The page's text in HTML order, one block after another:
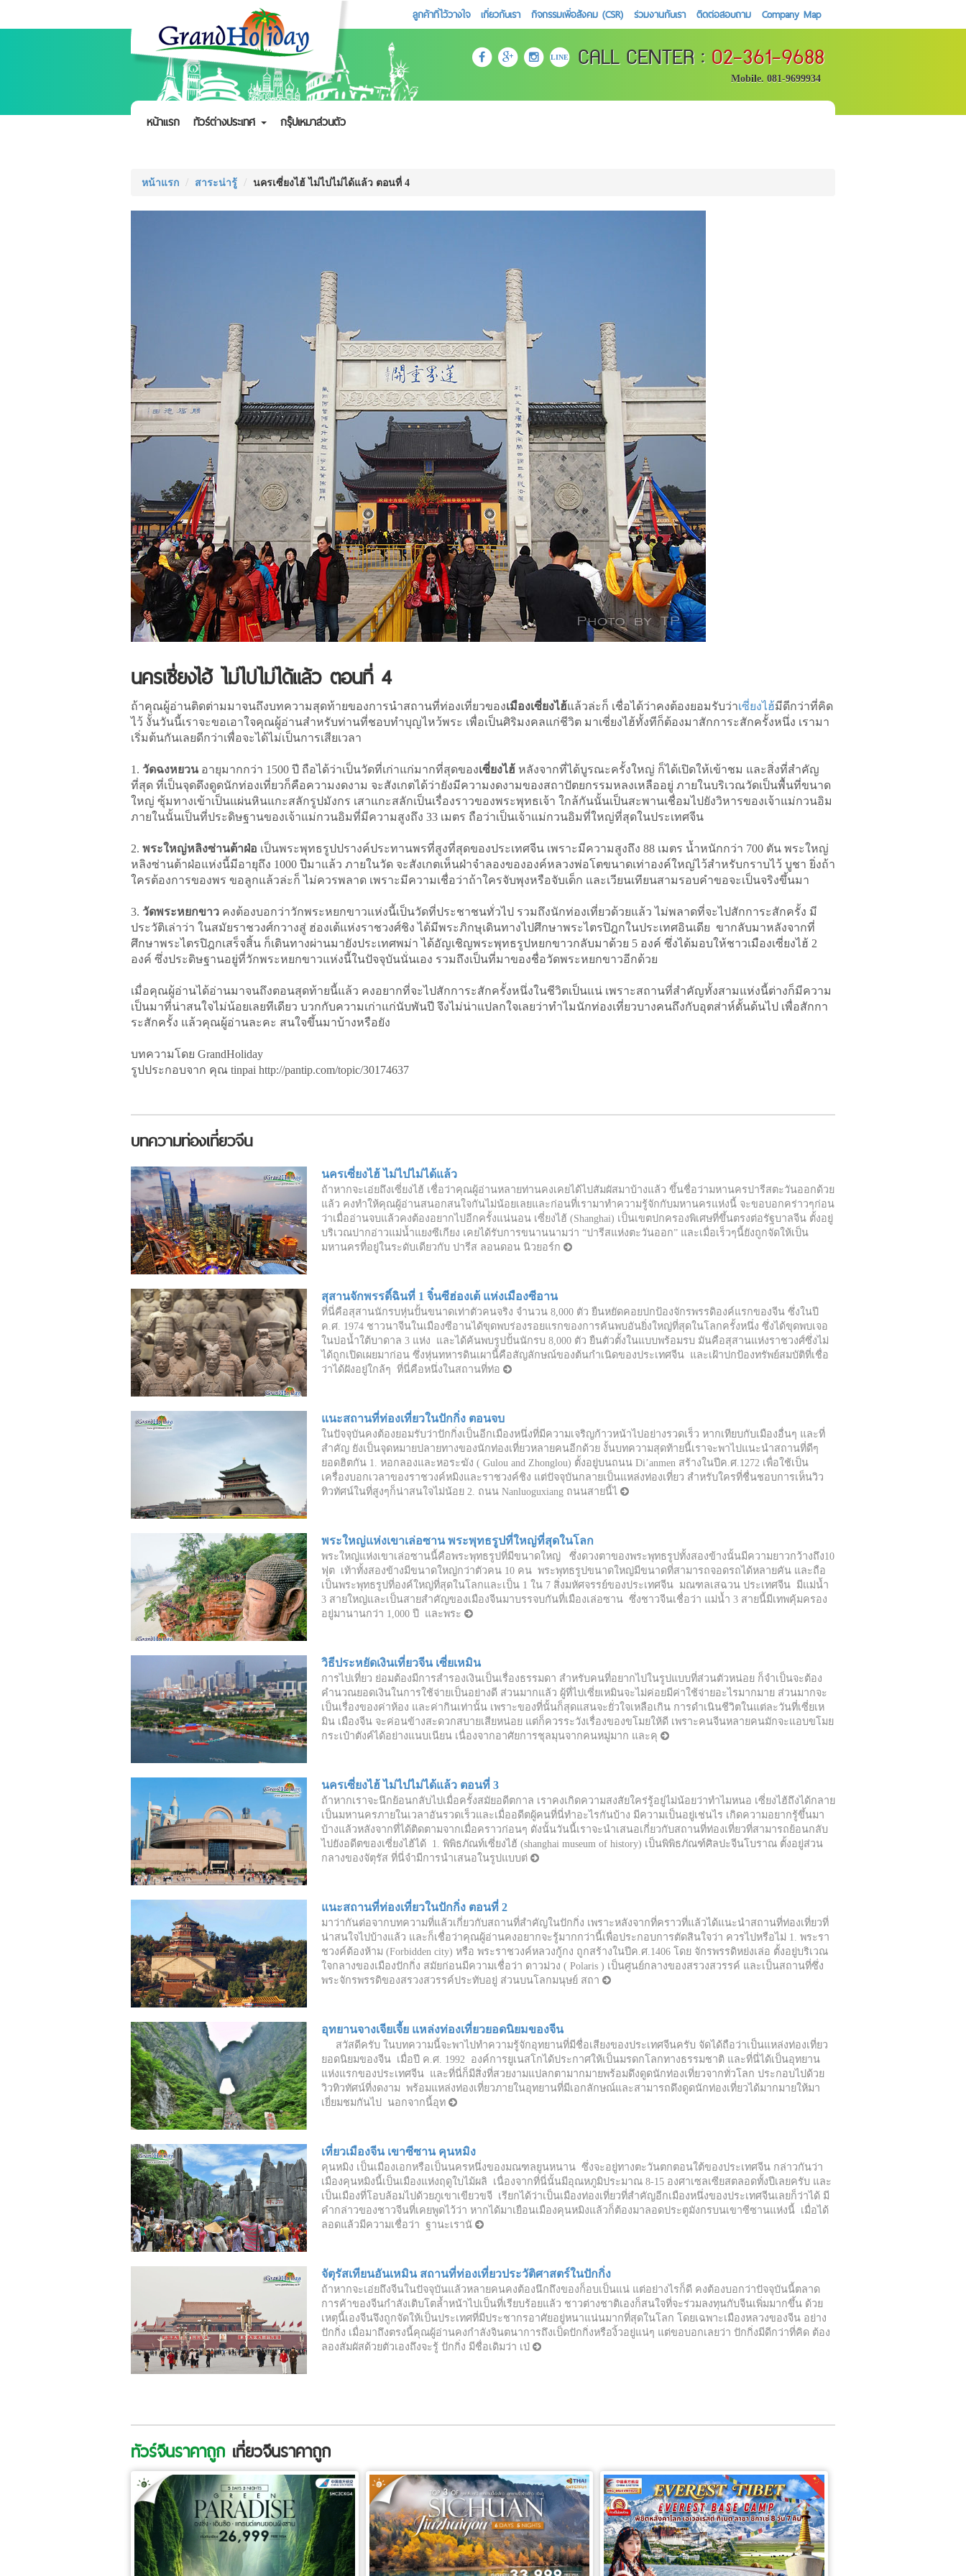
ลูกค้าที่ไว้วางใจ เกี่ยวกับเรา กิจกรรมเพื่อสังคม (CSR) ร่วมงานกับเรา ติดต่อสอบถาม Company Map
LINE CALL CENTER : 02-361-9688
Mobile. 081-9699934
หน้าแรก ทัวร์ต่างประเทศ กรุ๊ปเหมาส่วนตัว
หน้าแรก สาระน่ารู้ นครเซี่ยงไฮ้ ไม่ไปไม่ได้แล้ว ตอนที่ 4
นครเซี่ยงไฮ้ ไม่ไปไม่ได้แล้ว ตอนที่ 4
ถ้าคุณผู้อ่านติดต่ามมาจนถึงบทความสุดท้ายของการนำสถานที่ท่องเที่ยวของเมืองเซี่ยงไฮ้แล้วล่ะก็ เชื่อได้ว่าคงต้องยอมรับว่าเซี่ยงไฮ้มีดีกว่าที่คิด
ไว้ งั้นวันนี้เราจะขอเอาใจคุณผู้อ่านสำหรับท่านที่ชอบทำบุญไหว้พระ เพื่อเป็นศิริมงคลแก่ชีวิต มาเซี่ยงไฮ้ทั้งทีก็ต้องมาสักการะสักครั้งหนึ่ง เรามา
เริ่มต้นกันเลยดีกว่าเพื่อจะได้ไม่เป็นการเสียเวลา
1. วัดฉงหยวนอายุมากกว่า 1500 ปี ถือได้ว่าเป็นวัดที่เก่าแก่มากที่สุดของเซี่ยงไฮ้ หลังจากที่ได้บูรณะครั้งใหญ่ ก็ได้เปิดให้เข้าชม และสิ่งที่สำคัญ
ที่สุด ที่เป็นจุดดึงดูดนักท่องเที่ยวก็คือความงดงาม จะสังเกตได้ว่ายังมีความงดงามของสถาปัตยกรรมหลงเหลืออยู่ ภายในบริเวณวัดเป็นพื้นที่ขนาด
ใหญ่ ซุ้มทางเข้าเป็นแผ่นหินแกะสลักรูปมังกร เสาแกะสลักเป็นเรื่องราวของพระพุทธเจ้า ใกล้กันนั้นเป็นสะพานเชื่อมไปยังวิหารของเจ้าแม่กวนอิม
ภายในนั้นเป็นที่ประดิษฐานของเจ้าแม่กวนอิมที่มีความสูงถึง 33 เมตร ถือว่าเป็นเจ้าแม่กวนอิมที่ใหญ่ที่สุดในประเทศจีน
2. พระใหญ่หลิงซ่านต้าฝ่อ เป็นพระพุทธรูปปรางค์ประทานพรที่สูงที่สุดของประเทศจีน เพราะมีความสูงถึง 88 เมตร น้ำหนักกว่า 700 ตัน พระใหญ่
หลิงซ่านต้าฝ่อแห่งนี้มีอายุถึง 1000 ปีมาแล้ว ภายในวัด จะสังเกตเห็นฝ่าจำลองขององค์หลวงพ่อโตขนาดเท่าองค์ใหญ่ไว้สำหรับกราบไว้ บูชา ยิ่งถ้า
ใครต้องการของพร ขอลูกแล้วล่ะก็ ไม่ควรพลาด เพราะมีความเชื่อว่าถ้าใครจับพุงหรือจับเด็ก และเวียนเทียนสามรอบคำขอจะเป็นจริงขึ้นมา
3. วัดพระหยกขาว คงต้องบอกว่าวักพระหยกขาวแห่งนี้เป็นวัดที่ประชาชนทั่วไป รวมถึงนักท่องเที่ยวด้วยแล้ว ไม่พลาดที่จะไปสักการะสักครั้ง มี
ประวัติเล่าว่า ในสมัยราชวงศ์กวางสู่ ฮ่องเต้แห่งราชวงศ์ชิง ได้มีพระภิกษุเดินทางไปศึกษาพระไตรปิฎกในประเทศอินเดีย ขากลับมาหลังจากที่
ศึกษาพระไตรปิฎกเสร็จสิ้น ก็เดินทางผ่านมายังประเทศพม่า ได้อัญเชิญพระพุทธรูปหยกขาวกลับมาด้วย 5 องค์ ซึ่งได้มอบให้ชาวเมืองเซี่ยงไฮ้ 2
องค์ ซึ่งประดิษฐานอยู่ที่วักพระหยกขาวแห่งนี้ในปัจจุบันนั่นเอง รวมถึงเป็นที่มาของชื่อวัดพระหยกขาวอีกด้วย
เมื่อคุณผู้อ่านได้อ่านมาจนถึงตอนสุดท้ายนี้แล้ว คงอยากที่จะไปสักการะสักครั้งหนึ่งในชีวิตเป็นแน่ เพราะสถานที่สำคัญทั้งสามแห่งนี้ต่างก็มีความ
เป็นมาที่น่าสนใจไม่น้อยเลยทีเดียว บวกกับความเก่าแก่นับพันปี จึงไม่น่าแปลกใจเลยว่าทำไมนักท่องเที่ยวบางคนถึงกับอุตส่าห์ดั้นด้นไป เพื่อสักกา
ระสักครั้ง แล้วคุณผู้อ่านละคะ สนใจขึ้นมาบ้างหรือยัง
บทความโดย GrandHoliday
รูปประกอบจาก คุณ tinpai http://pantip.com/topic/30174637
บทความท่องเที่ยวจีน
นครเซี่ยงไฮ้ ไม่ไปไม่ได้แล้ว
ถ้าหากจะเอ่ยถึงเซี่ยงไฮ้ เชื่อว่าคุณผู้อ่านหลายท่านคงเคยได้ไปสัมผัสมาบ้างแล้ว ขึ้นชื่อว่ามหานครปารีสตะวันออกด้วย
แล้ว คงทำให้คุณผู้อ่านสนอกสนใจกันไม่น้อยเลยและก่อนที่เรามาทำความรู้จักกับมหานครแห่งนี้ จะขอบอกคร่าวๆก่อน
ว่าเมื่ออ่านจบแล้วคงต้องอยากไปอีกครั้งแน่นอน เซี่ยงไฮ้ (Shanghai) เป็นเขตปกครองพิเศษที่ขึ้นตรงต่อรัฐบาลจีน ตั้งอยู่
บริเวณปากอ่าวแม่น้ำแยงซีเกียง เคยได้รับการขนานนามว่า “ปารีสแห่งตะวันออก” และเมื่อเร็วๆนี้ยังถูกจัดให้เป็น
มหานครที่อยู่ในระดับเดียวกับ ปารีส ลอนดอน นิวยอร์ก
สุสานจักพรรดิ์ฉินที่ 1 จิ๋นซีฮ่องเต้ แห่งเมืองซีอาน
ที่นี่คือสุสานนักรบหุ่นปั้นขนาดเท่าตัวคนจริง จำนวน 8,000 ตัว ยืนหยัดคอยปกป้องจักรพรรดิองค์แรกของจีน ซึ่งในปี
ค.ศ. 1974 ชาวนาจีนในเมืองซีอานได้ขุดพบร่องรอยแรกของการค้นพบอันยิ่งใหญ่ที่สุดในโลกครั้งหนึ่ง ซึ่งได้ขุดพบเจอ
ในบ่อน้ำใต้บาดาล 3 แห่ง และได้ค้นพบรูปปั้นนักรบ 8,000 ตัว ยืนตัวตั้งในแบบพร้อมรบ มันคือสุสานแห่งราชวงศ์ซึ่งไม่
ได้ถูกเปิดเผยมาก่อน ซึ่งหุ่นทหารดินเผานี้คือสัญลักษณ์ของต้นกำเนิดของประเทศจีน และเฝ้าปกป้องทรัพย์สมบัติที่เชื่อ
ว่าได้ฝังอยู่ใกล้ๆ ที่นี่คือหนึ่งในสถานที่ท่อ
แนะสถานที่ท่องเที่ยวในปักกิ่ง ตอนจบ
ในปัจจุบันคงต้องยอมรับว่าปักกิ่งเป็นอีกเมืองหนึ่งที่มีความเจริญก้าวหน้าไปอย่างรวดเร็ว หากเทียบกับเมืองอื่นๆ และที่
สำคัญ ยังเป็นจุดหมายปลายทางของนักท่องเที่ยวหลายคนอีกด้วย งั้นบทความสุดท้ายนี้เราจะพาไปแนะนำสถานที่ดีๆ
ยอดฮิตกัน 1. หอกลองและหอระฆัง ( Gulou and Zhonglou) ตั้งอยู่บนถนน Di’anmen สร้างในปีค.ศ.1272 เพื่อใช้เป็น
เครื่องบอกเวลาของราชวงค์หมิงและราชวงค์ชิง แต่ปัจจุบันกลายเป็นแหล่งท่องเที่ยว สำหรับใครที่ชื่นชอบการเห็นวิว
ทิวทัศน์ในที่สูงๆก็น่าสนใจไม่น้อย 2. ถนน Nanluoguxiang ถนนสายนี้ไ
พระใหญ่แห่งเขาเล่อซาน พระพุทธรูปที่ใหญ่ที่สุดในโลก
พระใหญ่แห่งเขาเล่อซานนี้คือพระพุทธรูปที่มีขนาดใหญ่ ซึ่งดวงตาของพระพุทธรูปทั้งสองข้างนั้นมีความยาวกว้างถึง10
ฟุต เท้าทั้งสองข้างมีขนาดใหญ่กว่าตัวคน 10 คน พระพุทธรูปขนาดใหญ่มีขนาดที่สามารถจอดรถได้หลายคัน และถือ
เป็นพระพุทธรูปที่องค์ใหญ่ที่สุดในโลกและเป็น 1 ใน 7 สิ่งมหัศจรรย์ของประเทศจีน มณฑลเสฉวน ประเทศจีน มีแม่น้ำ
3 สายใหญ่และเป็นสายสำคัญของเมืองจีนมาบรรจบกันที่เมืองเล่อซาน ซึ่งชาวจีนเชื่อว่า แม่น้ำ 3 สายนี้มีเทพคุ้มครอง
อยู่มานานกว่า 1,000 ปี และพระ
วิธีประหยัดเงินเที่ยวจีน เซี่ยเหมิน
การไปเที่ยว ย่อมต้องมีการสำรองเงินเป็นเรื่องธรรมดา สำหรับคนที่อยากไปในรูปแบบที่ส่วนตัวหน่อย ก็จำเป็นจะต้อง
คำนวณยอดเงินในการใช้จ่ายเป็นอย่างดี ส่วนมากแล้ว ผู้ที่ไปเซี่ยเหมินจะไม่ค่อยมีค่าใช้จ่ายอะไรมากมาย ส่วนมากจะ
เป็นเรื่องของค่าห้อง และค่ากินเท่านั้น เพราะของที่นั้นก็สุดแสนจะยั่วใจเหลือเกิน การดำเนินชีวิตในแต่ละวันที่เซี่ยเห
มิน เมืองจีน จะค่อนข้างสะดวกสบายเสียหน่อย แต่ก็ควรระวังเรื่องของขโมยให้ดี เพราะคนจีนหลายคนมักจะแอบขโมย
กระเป๋าตังค์ได้อย่างแนบเนียน เนื่องจากอาศัยการชุลมุนจากคนหมู่มาก และคุ
นครเซี่ยงไฮ้ ไม่ไปไม่ได้แล้ว ตอนที่ 3
ถ้าหากเราจะนึกย้อนกลับไปเมื่อครั้งสมัยอดีตกาล เราคงเกิดความสงสัยใคร่รู้อยู่ไม่น้อยว่าทำไมหนอ เซี่ยงไฮ้ถึงได้กลาย
เป็นมหานครภายในเวลาอันรวดเร็วและเมื่ออดีตผู้คนที่นี่ทำอะไรกันบ้าง มีความเป็นอยู่เช่นไร เกิดความอยากรู้ขึ้นมา
บ้างแล้วหลังจากที่ได้ติดตามจากเมื่อคราวก่อนๆ ดังนั้นวันนี้เราจะนำเสนอเกี่ยวกับสถานที่ท่องเที่ยวที่สามารถย้อนกลับ
ไปยังอดีตของเซี่ยงไฮ้ได้ 1. พิพิธภัณท์เซี่ยงไฮ้ (shanghai museum of history) เป็นพิพิธภัณฑ์ศิลปะจีนโบราณ ตั้งอยู่ส่วน
กลางของจัตุรัส ที่นี่จำมีการนำเสนอในรูปแบบต่
แนะสถานที่ท่องเที่ยวในปักกิ่ง ตอนที่ 2
มาว่ากันต่อจากบทความที่แล้วเกี่ยวกับสถานที่สำคัญในปักกิ่ง เพราะหลังจากที่คราวที่แล้วได้แนะนำสถานที่ท่องเที่ยวที่
น่าสนใจไปบ้างแล้ว และก็เชื่อว่าคุณผู้อ่านคงอยากจะรู้มากกว่านี้เพื่อประกอบการตัดสินใจว่า ควรไปหรือไม่ 1. พระรา
ชวงค์ต้องห้าม (Forbidden city) หรือ พระราชวงค์หลวงกู้กง ถูกสร้างในปีค.ศ.1406 โดย จักรพรรดิหย่งเล่อ ตั้งอยู่บริเวณ
ใจกลางของเมืองปักกิ่ง สมัยก่อนมีความเชื่อว่า ดาวม่วง ( Polaris ) เป็นศูนย์กลางของสรวงสวรรค์ และเป็นสถานที่ซึ่ง
พระจักรพรรดิของสรวงสวรรค์ประทับอยู่ ส่วนบนโลกมนุษย์ สถา
อุทยานจางเจียเจี้ย แหล่งท่องเที่ยวยอดนิยมของจีน
สวัสดีครับ ในบทความนี้จะพาไปทำความรู้จักอุทยานที่มีชื่อเสียงของประเทศจีนครับ จัดได้ถือว่าเป็นแหล่งท่องเที่ยว
ยอดนิยมของจีน เมื่อปี ค.ศ. 1992 องค์การยูเนสโกได้ประกาศให้เป็นมรดกโลกทางธรรมชาติ และที่นี่ได้เป็นอุทยาน
แห่งแรกของประเทศจีน และที่นี่ก็มีสิ่งที่สวยงามแปลกตามากมายพร้อมดึงดูดนักท่องเที่ยวจากทั่วโลก ประกอบไปด้วย
วิวทิวทัศน์ที่งดงาม พร้อมแหล่งท่องเที่ยวภายในอุทยานที่มีเอกลักษณ์และสามารถดึงดูดนักท่องเที่ยวได้มากมายให้มา
เยี่ยมชมกันไป นอกจากนี้อุท
เที่ยวเมืองจีน เขาซีซาน คุนหมิง
คุนหมิง เป็นเมืองเอกหรือเป็นนครหนึ่งของมณฑลยูนหนาน ซึ่งจะอยู่ทางตะวันตกตอนใต้ของประเทศจีน กล่าวกันว่า
เมืองคุนหมิงนี้เป็นเมืองแห่งฤดูใบไม้ผลิ เนื่องจากที่นี่นั้นมีอุณหภูมิประมาณ 8-15 องศาเซลเซียสตลอดทั้งปีเลยครับ และ
เป็นเมืองที่โอบล้อมไปด้วยภูเขาเขียวขจี เรียกได้ว่าเป็นเมืองท่องเที่ยวที่สำคัญอีกเมืองหนึ่งของประเทศจีนเลยก็ว่าได้ มี
คำกล่าวของชาวจีนที่เคยพูดไว้ว่า หากได้มาเยือนเมืองคุนหมิงแล้วก็ต้องมาลอดประตูมังกรบนเขาซีซานแห่งนี้ เมื่อได้
ลอดแล้วมีความเชื่อว่า ฐานะเรานั
จัตุรัสเทียนอันเหมิน สถานที่ท่องเที่ยวประวัติศาสตร์ในปักกิ่ง
ถ้าหากจะเอ่ยถึงจีนในปัจจุบันแล้วหลายคนคงต้องนึกถึงของก็อบเป็นแน่ แต่อย่างไรก็ดี คงต้องบอกว่าปัจจุบันนี้ตลาด
การค้าของจีนกำลังเติบโตล้ำหน้าไปเป็นที่เรียบร้อยแล้ว ชาวต่างชาติเองก็สนใจที่จะร่วมลงทุนกับจีนเพิ่มมากขึ้น ด้วย
เหตุนี้เองจีนจึงถูกจัดให้เป็นประเทศที่มีประชากรอาศัยอยู่หนาแน่นมากที่สุดในโลก โดยเฉพาะเมืองหลวงของจีน อย่าง
ปักกิ่ง เมื่อมาถึงตรงนี้คุณผู้อ่านคงกำลังจินตนาการถึงเป็ดปักกิ่งหรืองิ้วอยู่แน่ๆ แต่ขอบอกเลยว่า ปักกิ่งมีดีกว่าที่คิด ต้อง
ลองสัมผัสด้วยตัวเองถึงจะรู้ ปักกิ่ง มีชื่อเดิมว่า เป่
ทัวร์จีนราคาถูก เที่ยวจีนราคาถูก